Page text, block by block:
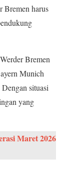
Bremen harus
Bremen
Munich
situasi
yang
Maret 2026